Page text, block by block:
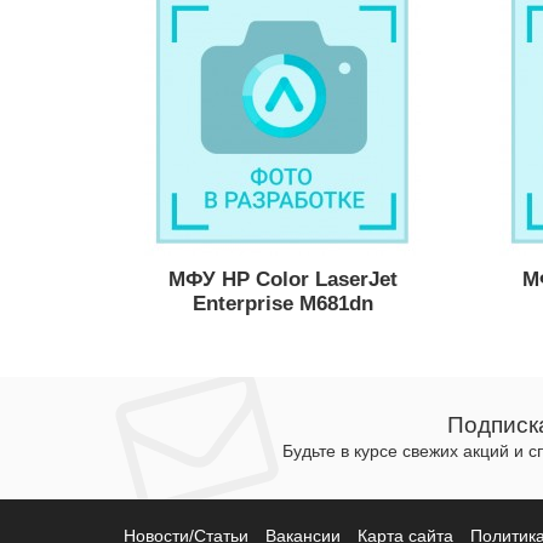
МФУ HP Color LaserJet
Enterprise M681dn
Будьте в курсе свежих акций и
Новости/Статьи Вакансии Карта сайта